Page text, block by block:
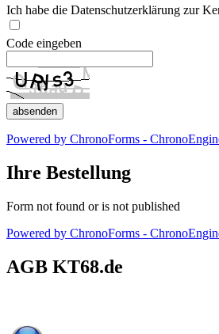
Ich habe die Datenschutzerklärung zur
Code eingeben
Powered by ChronoForms -
Ihre Bestellung
Form not found or is not published
Powered by ChronoForms -
AGB KT68.de